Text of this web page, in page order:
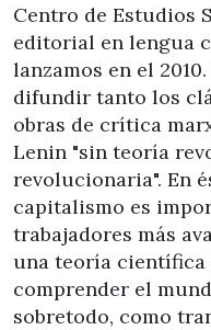
Centro de Estudios
editorial en lengua
lanzamos en el
difundir tanto los
obras de crítica
Lenin "sin teoría
revolucionaria". En
capitalismo es
trabajadores más
una teoría científica
comprender el
sobretodo, como